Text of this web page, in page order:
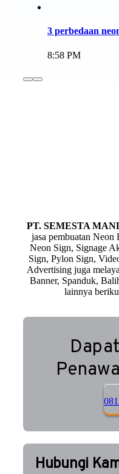
3 perbedaan
8:58 PM
PT. SEMESTA
jasa pembuatan Neon
Neon Sign, Signage
Sign, Pylon Sign,
Advertising juga
Banner, Spanduk,
lainnya
Hubungi